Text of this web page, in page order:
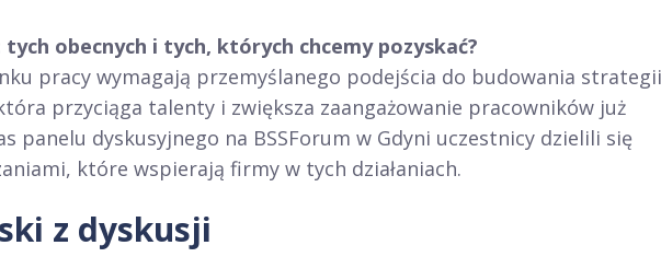
obecnych i tych, których chcemy pozyskać?
pracy wymagają przemyślanego podejścia do budowania strategii
przyciąga talenty i zwiększa zaangażowanie pracowników już
panelu dyskusyjnego na BSSForum w Gdyni uczestnicy dzielili się
które wspierają firmy w tych działaniach.
z dyskusji